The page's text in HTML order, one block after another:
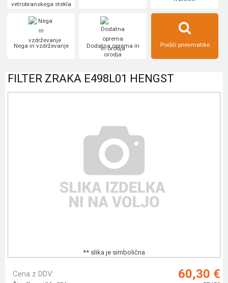
vetrobranskega stekla
Nega in vzdrževanje
Dodatna oprema in
orodja
Poišči pnevmatike
FILTER ZRAKA E498L01 HENGST
** slika je simbolična
Cena z DDV: 60,30 €